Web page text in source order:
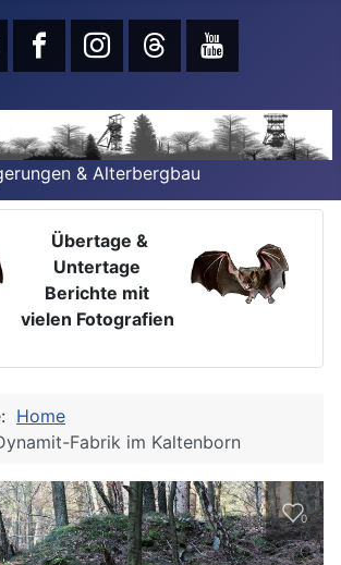
& Alterbergbau
Übertage &
Untertage
Berichte mit
vielen Fotografien
Home
Fabrik im Kaltenborn
0